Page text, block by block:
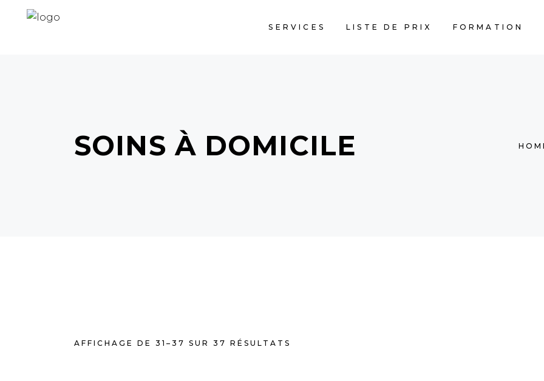
SERVICES LISTE DE PRIX FORMATION
SOINS À DOMICILE
AFFICHAGE DE 31–37 SUR 37 RÉSULTATS